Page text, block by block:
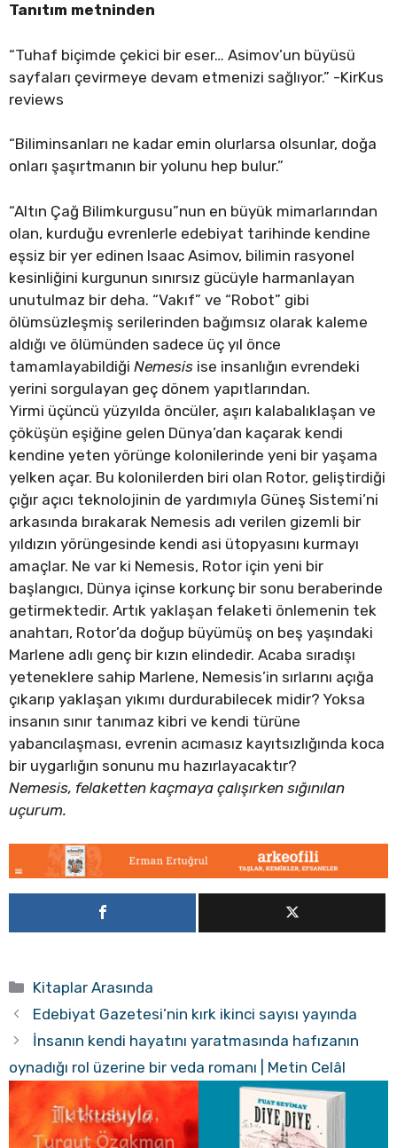
Tanıtım metninden
“Tuhaf biçimde çekici bir eser… Asimov’un büyüsü
sayfaları çevirmeye devam etmenizi sağlıyor.” -KirKus
reviews
“Biliminsanları ne kadar emin olurlarsa olsunlar, doğa
onları şaşırtmanın bir yolunu hep bulur.”
“Altın Çağ Bilimkurgusu”nun en büyük mimarlarından
olan, kurduğu evrenlerle edebiyat tarihinde kendine
eşsiz bir yer edinen Isaac Asimov, bilimin rasyonel
kesinliğini kurgunun sınırsız gücüyle harmanlayan
unutulmaz bir deha. “Vakıf” ve “Robot” gibi
ölümsüzleşmiş serilerinden bağımsız olarak kaleme
aldığı ve ölümünden sadece üç yıl önce
tamamlayabildiği Nemesis ise insanlığın evrendeki
yerini sorgulayan geç dönem yapıtlarından.
Yirmi üçüncü yüzyılda öncüler, aşırı kalabalıklaşan ve
çöküşün eşiğine gelen Dünya’dan kaçarak kendi
kendine yeten yörünge kolonilerinde yeni bir yaşama
yelken açar. Bu kolonilerden biri olan Rotor, geliştirdiği
çığır açıcı teknolojinin de yardımıyla Güneş Sistemi’ni
arkasında bırakarak Nemesis adı verilen gizemli bir
yıldızın yörüngesinde kendi asi ütopyasını kurmayı
amaçlar. Ne var ki Nemesis, Rotor için yeni bir
başlangıcı, Dünya içinse korkunç bir sonu beraberinde
getirmektedir. Artık yaklaşan felaketi önlemenin tek
anahtarı, Rotor’da doğup büyümüş on beş yaşındaki
Marlene adlı genç bir kızın elindedir. Acaba sıradışı
yeteneklere sahip Marlene, Nemesis’in sırlarını açığa
çıkarıp yaklaşan yıkımı durdurabilecek midir? Yoksa
insanın sınır tanımaz kibri ve kendi türüne
yabancılaşması, evrenin acımasız kayıtsızlığında koca
bir uygarlığın sonunu mu hazırlayacaktır?
Nemesis, felaketten kaçmaya çalışırken sığınılan
uçurum.
Kategoriler
Kitaplar Arasında
Edebiyat Gazetesi’nin kırk ikinci sayısı yayında
İnsanın kendi hayatını yaratmasında hafızanın
oynadığı rol üzerine bir veda romanı | Metin Celâl